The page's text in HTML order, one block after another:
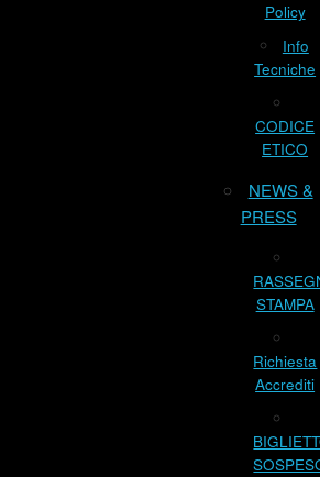
Policy
Info
Tecniche
CODICE
ETICO
NEWS &
PRESS
STAMPA
Richiesta
Accrediti